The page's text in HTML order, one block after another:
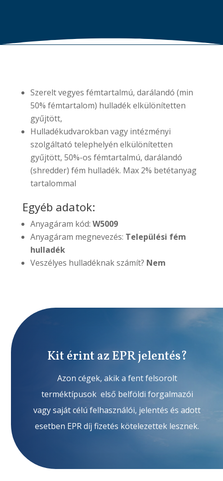
Szerelt vegyes fémtartalmú, darálandó (min
50% fémtartalom) hulladék elkülönítetten
gyűjtött,
Hulladékudvarokban vagy intézményi
szolgáltató telephelyén elkülönítetten
gyűjtött, 50%-os fémtartalmú, darálandó
(shredder) fém hulladék. Max 2% betétanyag
tartalommal
Egyéb adatok:
Anyagáram kód: W5009
Anyagáram megnevezés: Települési fém
hulladék
Veszélyes hulladéknak számít? Nem
Kit érint az EPR jelentés?
Azon cégek, akik a fent felsorolt
terméktípusok első belföldi forgalmazói
vagy saját célú felhasználói, jelentés és adott
esetben EPR díj fizetés kötelezettek lesznek.